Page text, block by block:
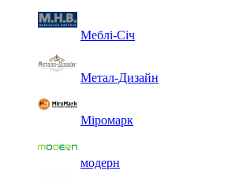
Меблі-Січ
Метал-Дизайн
Міромарк
модерн